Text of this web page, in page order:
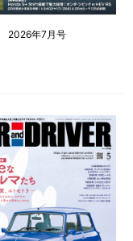
2026年7月号